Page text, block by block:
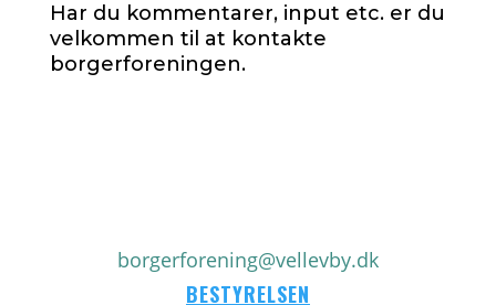
Har du kommentarer, input etc. er du
velkommen til at kontakte
borgerforeningen.
borgerforening@vellevby.dk
BESTYRELSEN